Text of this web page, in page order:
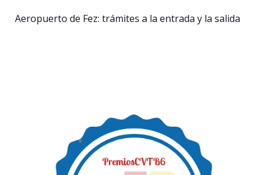
Aeropuerto de Fez: trámites a la entrada y la salida